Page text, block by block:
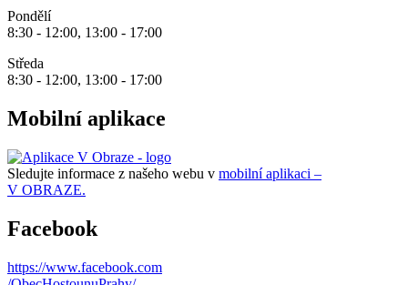
Pondělí
8:30 - 12:00, 13:00 - 17:00
Středa
8:30 - 12:00, 13:00 - 17:00
Mobilní aplikace
Sledujte informace z našeho webu v mobilní aplikaci –
V OBRAZE.
Facebook
https://www.facebook.com